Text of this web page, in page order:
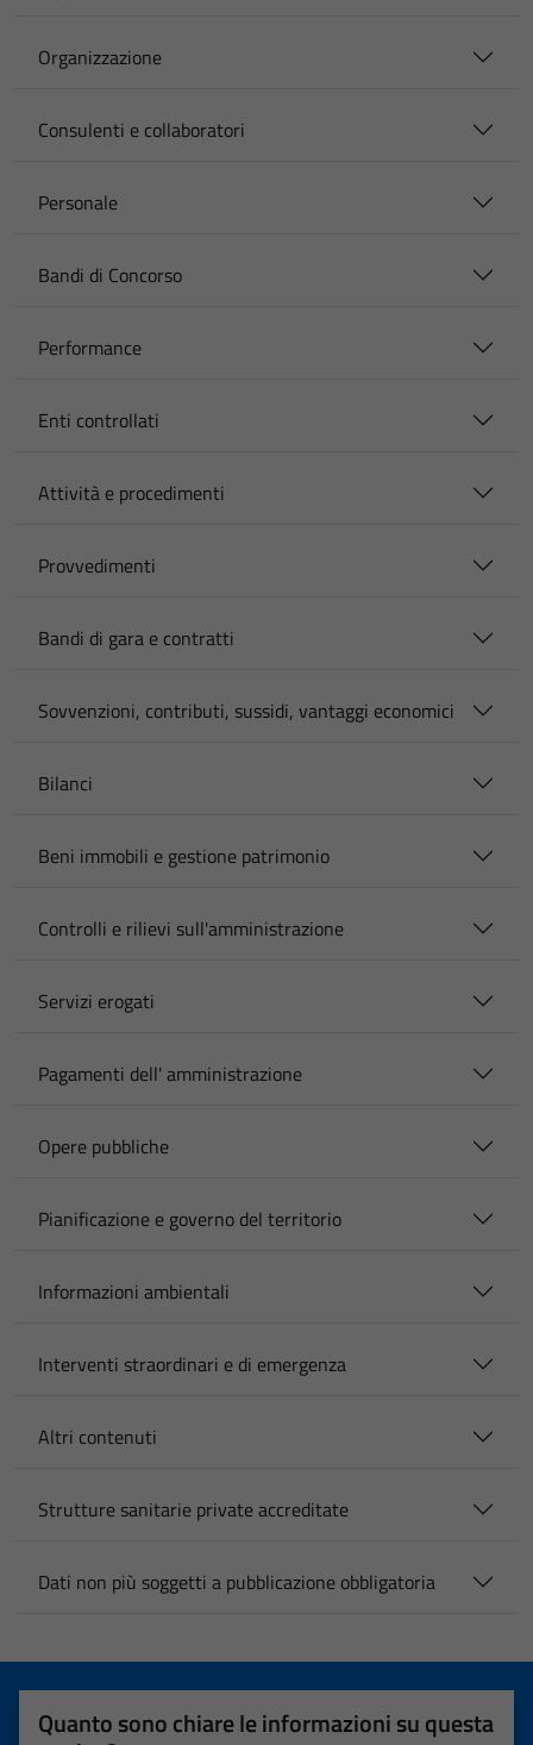
Organizzazione
Consulenti e collaboratori
Personale
Bandi di Concorso
Performance
Enti controllati
Attività e procedimenti
Provvedimenti
Bandi di gara e contratti
Sovvenzioni, contributi, sussidi, vantaggi economici
Bilanci
Beni immobili e gestione patrimonio
Controlli e rilievi sull'amministrazione
Servizi erogati
Pagamenti dell' amministrazione
Opere pubbliche
Pianificazione e governo del territorio
Informazioni ambientali
Interventi straordinari e di emergenza
Altri contenuti
Strutture sanitarie private accreditate
Dati non più soggetti a pubblicazione obbligatoria
Quanto sono chiare le informazioni su questa